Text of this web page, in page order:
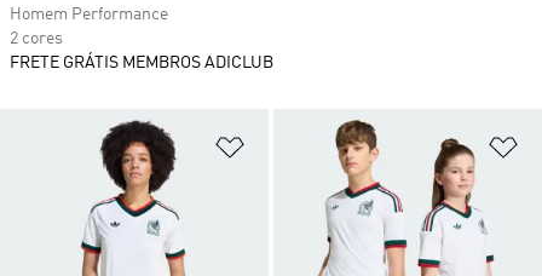
Adicionar à Lista de Desejos
Homem Performance
2 cores
FRETE GRÁTIS MEMBROS ADICLUB